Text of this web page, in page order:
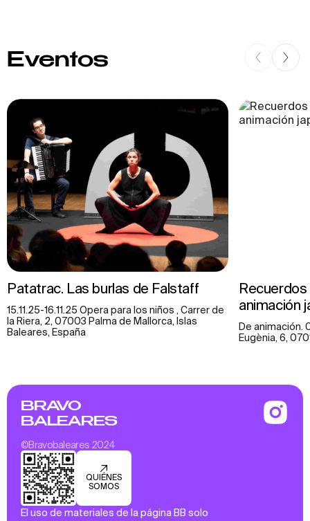
Eventos
Patatrac. Las burlas de Falstaff
15.11.25-16.11.25 Opera para los niños , Carrer de
la Riera, 2, 07003 Palma de Mallorca, Islas
Baleares, España
Recuerdos
animación
De animación.
Eugènia, 6,
BRAVO
BALEARES
©Bravobaleares 2024
QUIÉNES
SOMOS
El uso de materiales de la página BB solo